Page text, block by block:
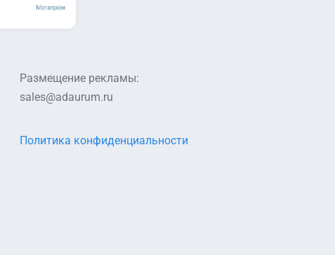
Размещение рекламы:
sales@adaurum.ru
Политика конфиденциальности